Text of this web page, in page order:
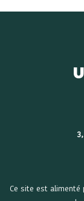
Ce site est alimenté